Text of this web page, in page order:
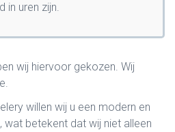
in uren zijn.
wij hiervoor gekozen. Wij
willen wij u een modern en
betekent dat wij niet alleen